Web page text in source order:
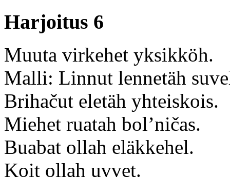
Harjoitus 6
Muuta virkehet yksikköh.
Malli: Linnut lennetäh
Brihačut eletäh yhteiskois.
Miehet ruatah bol’ničas.
Buabat ollah eläkkehel.
Koit ollah uvvet.